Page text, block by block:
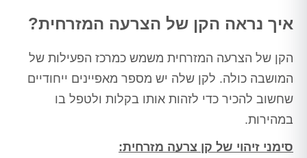
איך נראה הקן של הצרעה המזרחית?
הקן של הצרעה המזרחית משמש כמרכז הפעילות של
המושבה כולה. לקן שלה יש מספר מאפיינים ייחודיים
שחשוב להכיר כדי לזהות אותו בקלות ולטפל בו
במהירות.
סימני זיהוי של קן צרעה מזרחית: